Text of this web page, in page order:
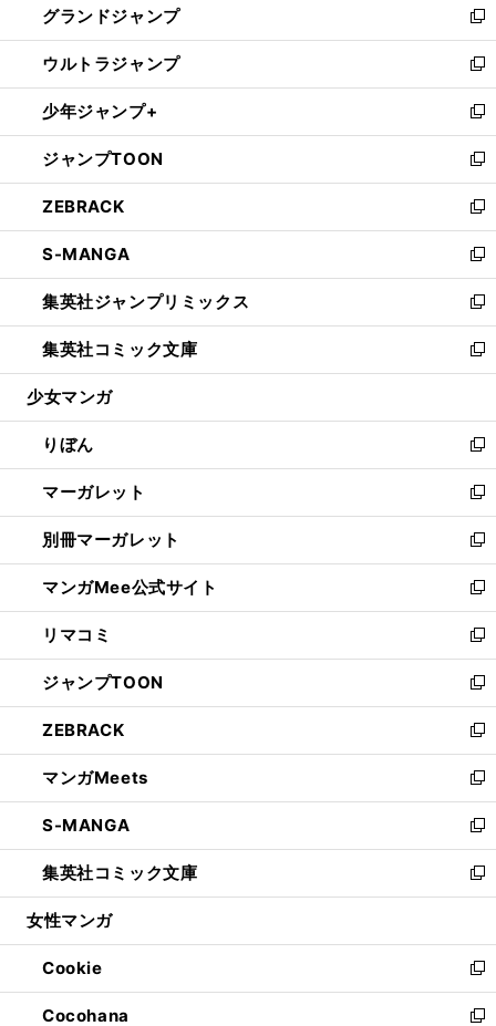
で
開
く
ド
ウ
で
開
く
ィ
ン
ド
ウ
で
開
く
い
ウ
ィ
ン
ド
ウ
で
開
く
グランドジャンプ
新
し
い
ウ
ィ
ン
ド
ウ
で
開
く
ウルトラジャンプ
新
し
い
ウ
ィ
ン
ド
ウ
で
開
く
少年ジャンプ+
新
し
い
ウ
ィ
ン
ド
ウ
で
開
く
ジャンプTOON
新
し
い
ウ
ィ
ン
ド
ウ
で
開
ZEBRACK
新
し
い
ウ
ィ
ン
ド
ウ
開
く
S-MANGA
新
し
い
ウ
ィ
ン
ウ
で
開
く
集英社ジャンプリミックス
新
し
い
ウ
ン
ド
ウ
で
開
く
集英社コミック文庫
新
し
ウ
ィ
ン
ド
ウ
で
開
く
少女マンガ
りぼん
新
し
い
ウ
ィ
ン
ド
ウ
で
開
く
マーガレット
新
し
い
ウ
ィ
ン
ド
ウ
で
開
く
別冊マーガレット
新
し
い
ウ
ィ
ン
ド
ウ
で
開
く
マンガMee公式サイト
新
し
い
ウ
ィ
ン
ド
ウ
で
開
く
リマコミ
新
し
い
ウ
ィ
ン
ド
ウ
で
開
く
ジャンプTOON
新
し
い
ウ
ィ
ン
ド
ウ
で
開
ZEBRACK
新
し
い
ウ
ィ
ン
ド
ウ
開
く
マンガMeets
新
し
い
ウ
ィ
ン
ウ
で
開
く
S-MANGA
新
し
い
ウ
ン
ド
ウ
で
集英社コミック文庫
新
し
ウ
ィ
ン
ド
女性マンガ
Cookie
新
し
い
Cocohana 新